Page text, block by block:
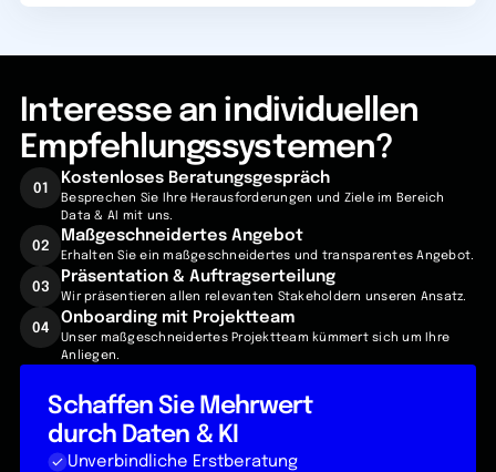
Interesse an individuellen
Empfehlungssystemen?
01
Kostenloses Beratungsgespräch
Besprechen Sie Ihre Herausforderungen und Ziele im Bereich
Data & AI mit uns.
02
Maßgeschneidertes Angebot
Erhalten Sie ein maßgeschneidertes und transparentes Angebot.
03
Präsentation & Auftragserteilung
Wir präsentieren allen relevanten Stakeholdern unseren Ansatz.
04
Onboarding mit Projektteam
Unser maßgeschneidertes Projektteam kümmert sich um Ihre
Anliegen.
Schaffen Sie Mehrwert
durch Daten & KI
Unverbindliche Erstberatung